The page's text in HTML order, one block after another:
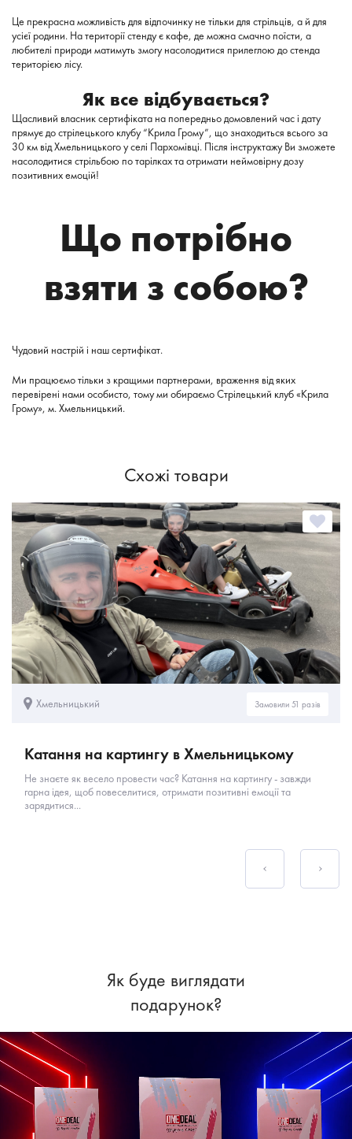
Це прекрасна можливість для відпочинку не тільки для стрільців, а й для
усієї родини. На території стенду є кафе, де можна смачно поїсти, а
любителі природи матимуть змогу насолодитися прилеглою до стенда
територією лісу.
Як все відбувається?
Щасливий власник сертифіката на попередньо домовлений час і дату
прямує до стрілецького клубу “Крила Грому”, що знаходиться всього за
30 км від Хмельницького у селі Пархомівці. Після інструктажу Ви зможете
насолодитися стрільбою по тарілках та отримати неймовірну дозу
позитивних емоцій!
Що потрібно
взяти з собою?
Чудовий настрій і наш сертифікат.
Ми працюємотільки з кращими партнерами, враження від яких
перевірені нами особисто, тому ми обираємо Стрілецький клуб «Крила
Грому», м. Хмельницький.
Схожі товари
Хмельницький Замовили 51 разів
Катання на картингу в Хмельницькому
Не знаєте як весело провести час? Катання на картингу - завжди
гарна ідея, щоб повеселитися, отримати позитивні емоції та
зарядитися...
Як буде виглядати
подарунок?